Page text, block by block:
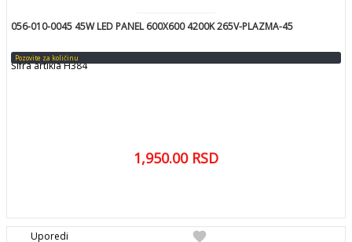
056-010-0045 45W LED PANEL 600X600 4200K 265V-PLAZMA-45
Šifra artikla H384
Pozovite za količinu
1,950.00 RSD
favorite
Uporedi